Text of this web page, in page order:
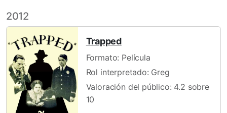
2012
Trapped
Formato: Película
Rol interpretado: Greg
Valoración del público: 4.2 sobre
10